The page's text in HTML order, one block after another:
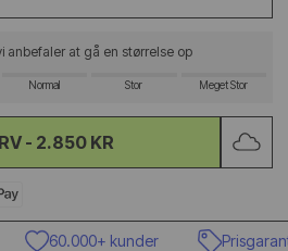
anbefaler at gå en størrelse op
Normal Stor Meget Stor
- 2.850 KR
60.000+ kunder Prisgaranti